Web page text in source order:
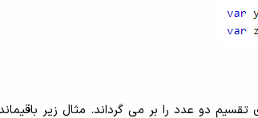
دو عدد را بر می گرداند. مثال زیر